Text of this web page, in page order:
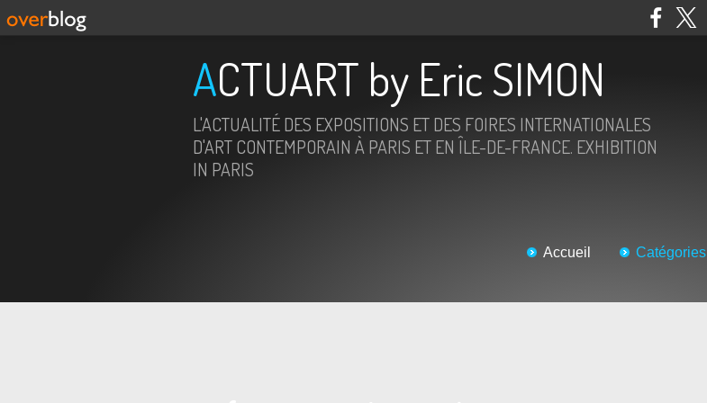
ACTUART by Eric SIMON
L'ACTUALITÉ DES EXPOSITIONS ET DES FOIRES INTERNATIONALES
D'ART CONTEMPORAIN À PARIS ET EN ÎLE-DE-FRANCE. EXHIBITION
IN PARIS
Accueil Catégories